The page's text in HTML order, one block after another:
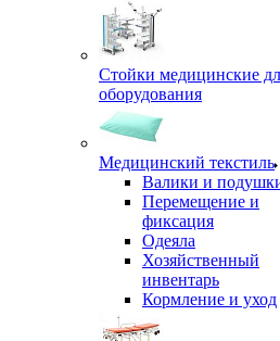
Стойки медицинские
оборудования
Медицинский текстиль
Валики и
Перемещение и
фиксация
Одеяла
Хозяйственный
инвентарь
Кормление и уход